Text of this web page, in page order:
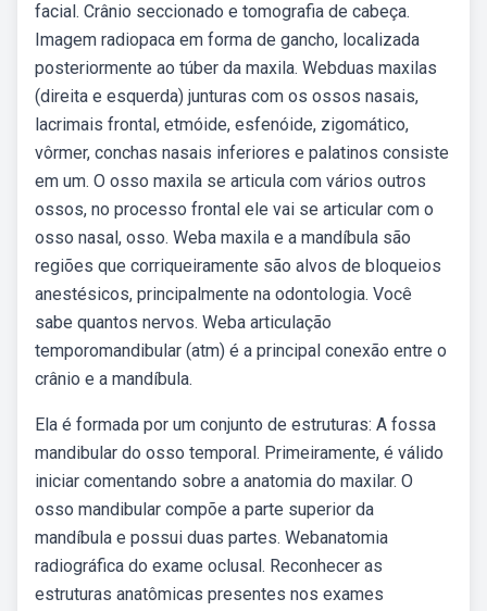
facial. Crânio seccionado e tomografia de cabeça.
Imagem radiopaca em forma de gancho, localizada
posteriormente ao túber da maxila. Webduas maxilas
(direita e esquerda) junturas com os ossos nasais,
lacrimais frontal, etmóide, esfenóide, zigomático,
vôrmer, conchas nasais inferiores e palatinos consiste
em um. O osso maxila se articula com vários outros
ossos, no processo frontal ele vai se articular com o
osso nasal, osso. Weba maxila e a mandíbula são
regiões que corriqueiramente são alvos de bloqueios
anestésicos, principalmente na odontologia. Você
sabe quantos nervos. Weba articulação
temporomandibular (atm) é a principal conexão entre o
crânio e a mandíbula.
Ela é formada por um conjunto de estruturas: A fossa
mandibular do osso temporal. Primeiramente, é válido
iniciar comentando sobre a anatomia do maxilar. O
osso mandibular compõe a parte superior da
mandíbula e possui duas partes. Webanatomia
radiográfica do exame oclusal. Reconhecer as
estruturas anatômicas presentes nos exames